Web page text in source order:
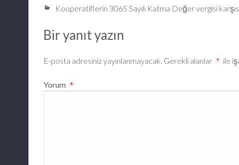
Kooperatiflerin 3065 Sayılı Katma Değer vergisi
Bir yanıt yazın
E-posta adresiniz yayınlanmayacak. Gerekli alanlar * ile
Yorum *